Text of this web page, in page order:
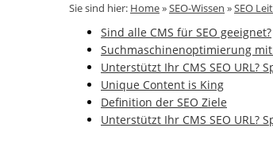
Sie sind hier: Home»SEO-Wissen »SEO
Sind alle CMS für SEO geeignet?
Suchmaschinenoptimierung
Unterstützt Ihr CMS SEO URL?
Unique Content is King
Definition der SEO Ziele
Unterstützt Ihr CMS SEO URL?